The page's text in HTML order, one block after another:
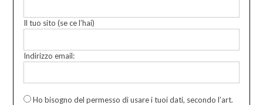
Il tuo sito (se ce l’hai)
Indirizzo email:
Ho bisogno del permesso di usare i tuoi dati, secondo l’art.